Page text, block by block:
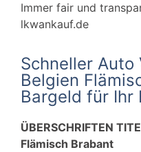
Immer fair und
lkwankauf.de
Schneller Auto
Belgien
Bargeld für Ihr
ÜBERSCHRIFTEN
Flämisch Brabant